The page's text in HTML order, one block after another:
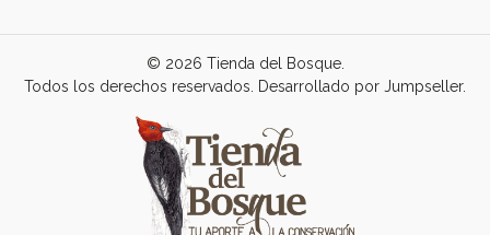
© 2026 Tienda del Bosque.
Todos los derechos reservados.
Desarrollado por Jumpseller.